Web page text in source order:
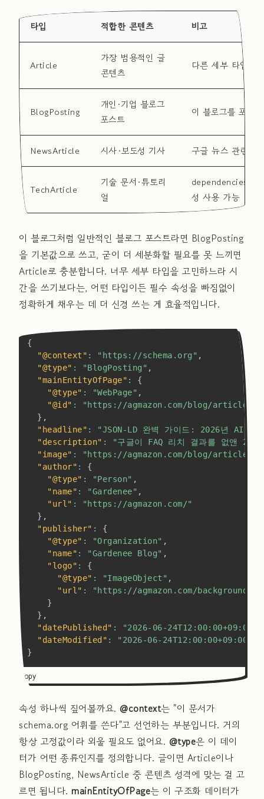
타입 적합한 콘텐츠 비고
Article
가장 범용적인 글
콘텐츠
다른 세부 타입이
BlogPosting
개인·기업 블로그
포스트
이 블로그를 포함
NewsArticle 시사·보도성 기사 구글 뉴스 관련 기
TechArticle
기술 문서·튜토리
얼
dependencies,
성 사용 가능
이 블로그처럼 일반적인 블로그 포스트라면 BlogPosting
을 기본값으로 쓰고, 굳이 더 세분화할 필요를 못 느끼면
Article로 충분합니다. 너무 세부 타입을 고민하느라 시
간을 쓰기보다는, 어떤 타입이든 필수 속성을 빠짐없이
정확하게 채우는 데 더 신경 쓰는 게 효율적입니다.
{
"@context" : "https://schema.org" ,
"@type" : "BlogPosting" ,
"mainEntityOfPage" :
{
"@type" : "WebPage" ,
"@id" :
"https://agmazon.com/blog/articles/
} ,
"headline" :
"JSON-LD 완벽 가이드: 2026년 AI 검
"description" :
"구글이 FAQ 리치 결과를 없앤
"image" :
"https://agmazon.com/blog/articles/
"author" :
{
"@type" : "Person" ,
"name" : "Gardenee" ,
"url" :
"https://agmazon.com/"
} ,
"publisher" :
{
"@type" : "Organization" ,
"name" : "Gardenee Blog" ,
"logo" :
{
"@type" : "ImageObject" ,
"url" :
"https://agmazon.com/background/
}
} ,
"datePublished" : "2026-06-24T12:00:00+09:00"
"dateModified" :
"2026-06-24T12:00:00+09:00"
}
Copy
Copy
속성 하나씩 짚어볼까요. @context는 "이 문서가
schema.org 어휘를 쓴다"고 선언하는 부분입니다. 거의
항상 고정값이라 외울 필요도 없어요. @type은 이 데이
터가 어떤 종류인지를 정의합니다. 글이면 Article이나
BlogPosting, NewsArticle 중 콘텐츠 성격에 맞는 걸 고
르면 됩니다. mainEntityOfPage는 이 구조화 데이터가